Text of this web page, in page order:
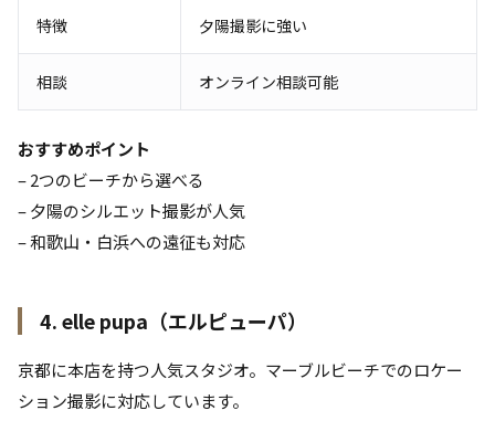
特徴 夕陽撮影に強い
相談 オンライン相談可能
おすすめポイント
– 2つのビーチから選べる
– 夕陽のシルエット撮影が人気
– 和歌山・白浜への遠征も対応
4. elle pupa（エルピューパ）
京都に本店を持つ人気スタジオ。マーブルビーチでのロケー
ション撮影に対応しています。